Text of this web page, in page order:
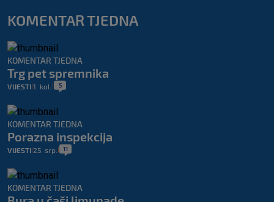
KOMENTAR TJEDNA
KOMENTAR TJEDNA
Trg pet spremnika
VIJESTI 1. kol. 5
KOMENTAR TJEDNA
Porazna inspekcija
VIJESTI 25. srp. 11
KOMENTAR TJEDNA